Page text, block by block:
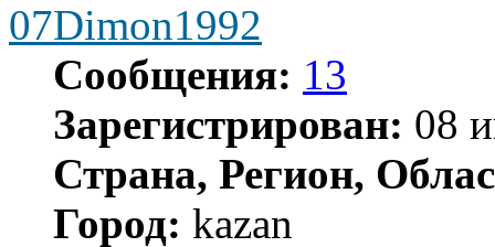
07Dimon1992
Сообщения: 13
Зарегистрирован: 08
Страна, Регион,
Город: kazan